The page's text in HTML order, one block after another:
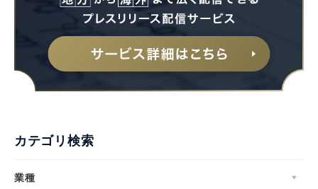
カテゴリ検索
業種